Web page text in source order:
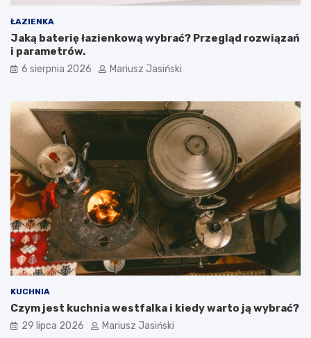
ŁAZIENKA
Jaką baterię łazienkową wybrać? Przegląd rozwiązań
i parametrów.
6 sierpnia 2026 Mariusz Jasiński
KUCHNIA
Czym jest kuchnia westfalka i kiedy warto ją wybrać?
29 lipca 2026 Mariusz Jasiński